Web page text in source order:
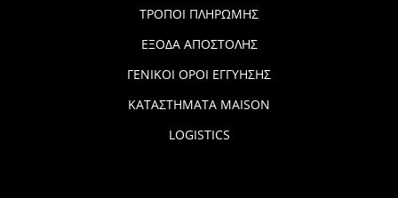
ΤΡΟΠΟΙ ΠΛΗΡΩΜΗΣ
ΕΞΟΔΑ ΑΠΟΣΤΟΛΗΣ
ΓΕΝΙΚΟΙ ΟΡΟΙ ΕΓΓΥΗΣΗΣ
ΚΑΤΑΣΤΗΜΑΤΑ MAISON
LOGISTICS